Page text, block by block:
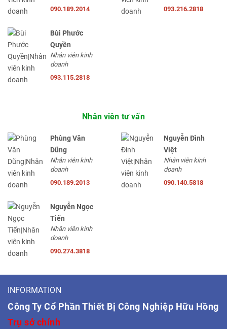
090.189.2014
093.216.2818
Bùi Phước
Quyền
Nhân viên kinh
doanh
093.115.2818
Nhân viên tư vấn
Phùng Văn
Dũng
Nhân viên kinh
doanh
090.189.2013
Nguyễn Đình
Việt
Nhân viên kinh
doanh
090.140.5818
Nguyễn Ngọc
Tiến
Nhân viên kinh
doanh
090.274.3818
INFORMATION
Công Ty Cổ Phần Thiết Bị Công Nghiệp Hữu Hồng
Trụ sở chính